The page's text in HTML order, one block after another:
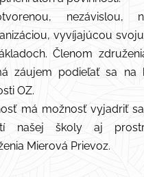
nezávislou,
vyvíjajúcou
Členom
záujem podieľať sa na
OZ.
má možnosť vyjadriť
našej školy aj
Mierová Prievoz.